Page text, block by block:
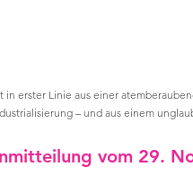
in erster Linie aus einer
– und aus einem
vom 29.